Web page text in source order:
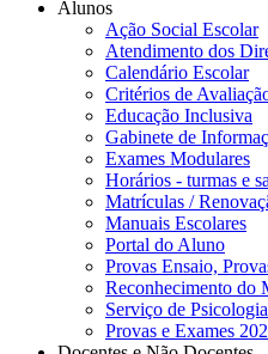
Alunos
Ação Social Escolar
Atendimento dos
Calendário Escolar
Critérios de
Educação Inclusiva
Gabinete de
Exames Modulares
Horários - turmas e
Matrículas /
Manuais Escolares
Portal do Aluno
Provas Ensaio,
Reconhecimento do
Serviço de
Provas e Exames